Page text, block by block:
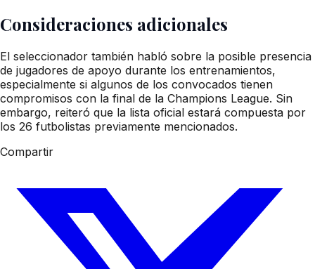
Consideraciones adicionales
El seleccionador también habló sobre la posible presencia
de jugadores de apoyo durante los entrenamientos,
especialmente si algunos de los convocados tienen
compromisos con la final de la Champions League. Sin
embargo, reiteró que la lista oficial estará compuesta por
los 26 futbolistas previamente mencionados.
Compartir